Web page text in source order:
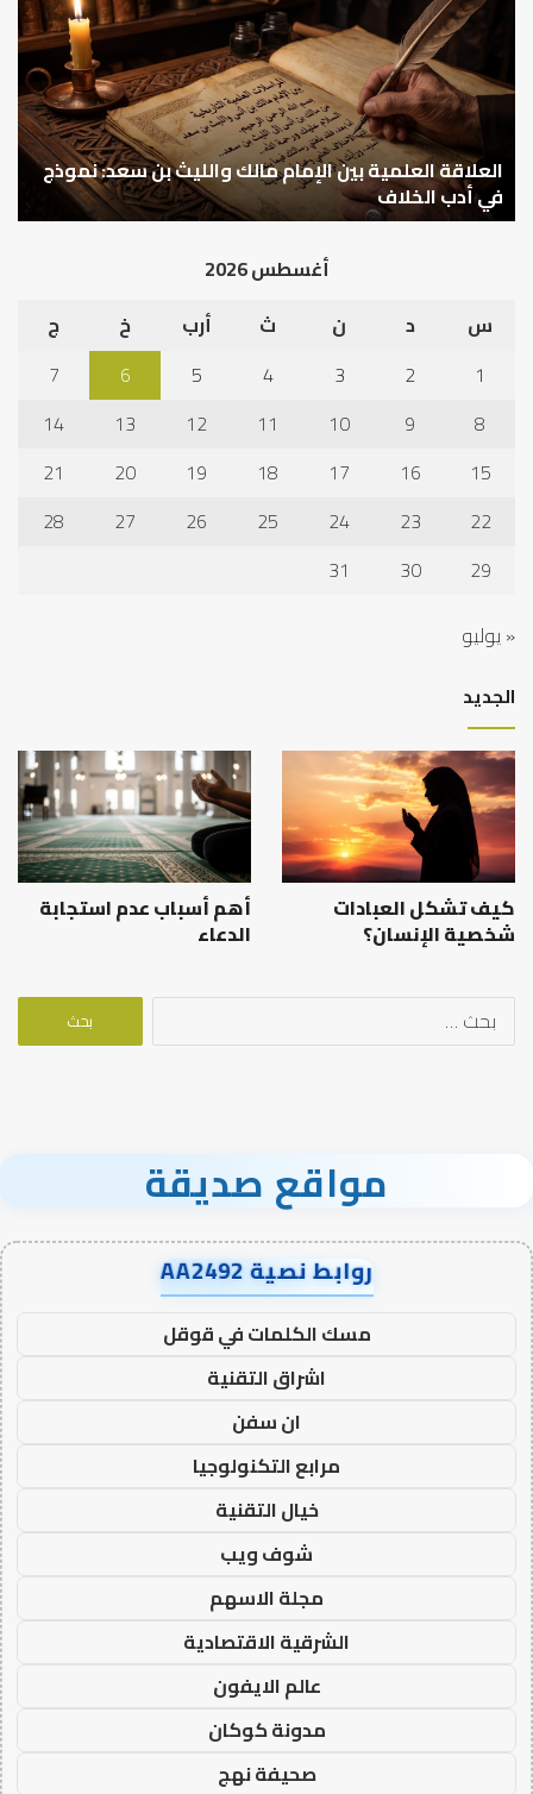
الإمام
مالك
والليث
سعد:
نموذج
في
أدب
العلاقة العلمية بين الإمام مالك والليث بن سعد: نموذج
في أدب الخلاف
أغسطس 2026
س
د ن ث أرب خ
ج
1
2
3
4
5
6
7
8
9
10
11
12
13
14
15
16
17
18
19
20
21
22
23
24
25
26
27
28
29
30
31
« يوليو
الجديد
كيف تشكل العبادات
شخصية الإنسان؟
أهم أسباب عدم استجابة
الدعاء
البحث
مواقع صديقة
روابط نصية AA2492
مسك الكلمات في قوقل
اشراق التقنية
ان سفن
مرابع التكنولوجيا
خيال التقنية
شوف ويب
مجلة الاسهم
الشرقية الاقتصادية
عالم الايفون
مدونة كوكان
صحيفة نهج